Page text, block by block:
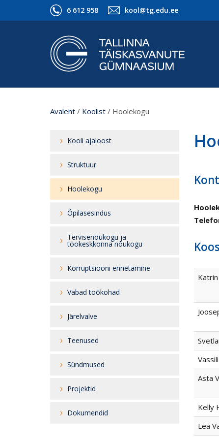
6 612 958 kool@tg.edu.ee
Avaleht / Koolist / Hoolekogu
Kooli ajaloost
Struktuur
Hoolekogu
Õpilasesindus
Tervisenõukogu ja
töökeskkonna nõukogu
Korruptsiooni ennetamine
Vabad töökohad
Järelvalve
Teenused
Sündmused
Projektid
Dokumendid
Asta
Kelly
Lea